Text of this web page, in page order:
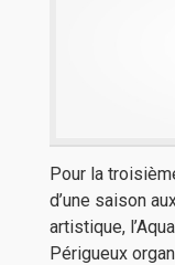
Pour la
d’une saison
artistique,
Périgueux